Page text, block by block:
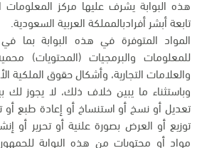
هذه البوابة يشرف عليها مركز المعلومات
تابعة أبشر أفرادبالمملكة العربية السعودية.
المواد المتوفرة في هذه البوابة بما
للمعلومات والبرمجيات (المحتويات)
والعلامات التجارية، وأشكال حقوق الملكية
وباستثناء ما يبين خلاف ذلك، لا يجوز لك
تعديل أو نسخ أو استنساخ أو إعادة طبع أو
توزيع أو العرض بصورة علنية أو تحرير أو
مواد أو محتويات من هذه البوابة